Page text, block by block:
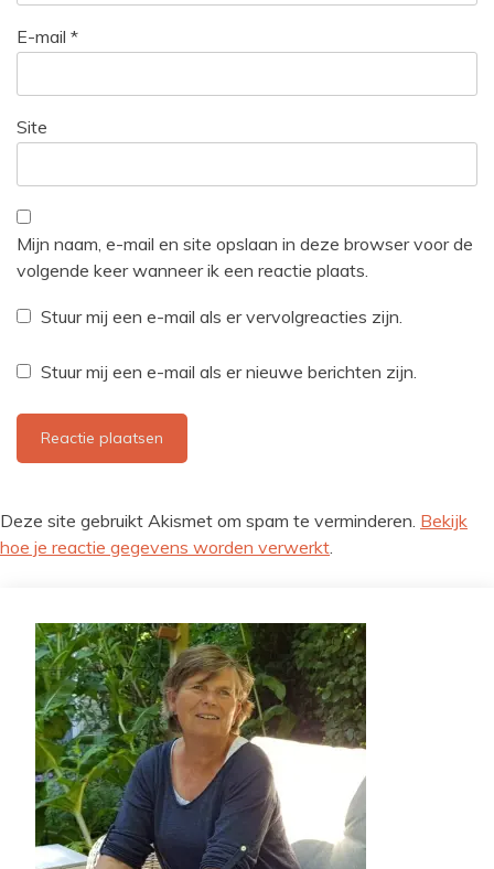
E-mail *
Site
Mijn naam, e-mail en site opslaan in deze browser voor de
volgende keer wanneer ik een reactie plaats.
Stuur mij een e-mail als er vervolgreacties zijn.
Stuur mij een e-mail als er nieuwe berichten zijn.
Deze site gebruikt Akismet om spam te verminderen. Bekijk
hoe je reactie gegevens worden verwerkt